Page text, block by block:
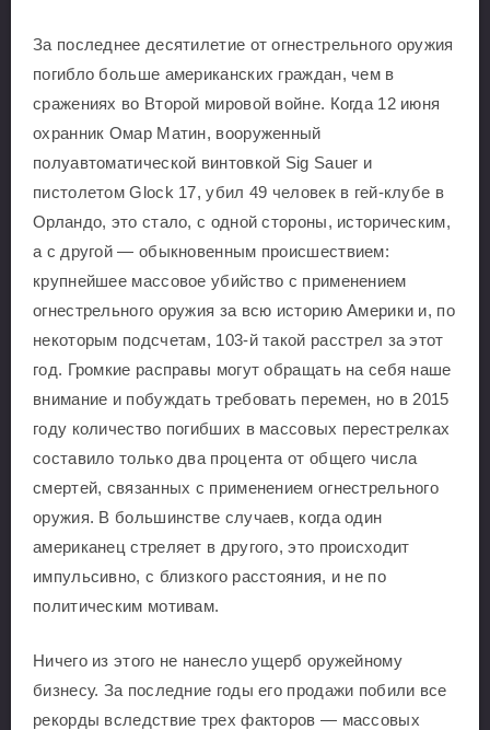
За последнее десятилетие от огнестрельного оружия
погибло больше американских граждан, чем в
сражениях во Второй мировой войне. Когда 12 июня
охранник Омар Матин, вооруженный
полуавтоматической винтовкой Sig Sauer и
пистолетом Glock 17, убил 49 человек в гей-клубе в
Орландо, это стало, с одной стороны, историческим,
а с другой — обыкновенным происшествием:
крупнейшее массовое убийство с применением
огнестрельного оружия за всю историю Америки и, по
некоторым подсчетам, 103-й такой расстрел за этот
год. Громкие расправы могут обращать на себя наше
внимание и побуждать требовать перемен, но в 2015
году количество погибших в массовых перестрелках
составило только два процента от общего числа
смертей, связанных с применением огнестрельного
оружия. В большинстве случаев, когда один
американец стреляет в другого, это происходит
импульсивно, с близкого расстояния, и не по
политическим мотивам.
Ничего из этого не нанесло ущерб оружейному
бизнесу. За последние годы его продажи побили все
рекорды вследствие трех факторов — массовых